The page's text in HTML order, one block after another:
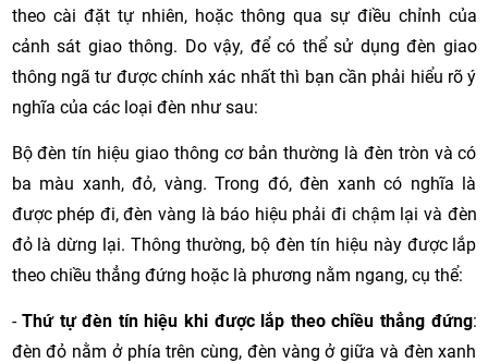
theo cài đặt tự nhiên, hoặc thông qua sự điều chỉnh của
cảnh sát giao thông. Do vậy, để có thể sử dụng đèn giao
thông ngã tư được chính xác nhất thì bạn cần phải hiểu rõ ý
nghĩa của các loại đèn như sau:
Bộ đèn tín hiệu giao thông cơ bản thường là đèn tròn và có
ba màu xanh, đỏ, vàng. Trong đó, đèn xanh có nghĩa là
được phép đi, đèn vàng là báo hiệu phải đi chậm lại và đèn
đỏ là dừng lại. Thông thường, bộ đèn tín hiệu này được lắp
theo chiều thẳng đứng hoặc là phương nằm ngang, cụ thể:
-Thứ tự đèn tín hiệu khi được lắp theo chiều thẳng đứng:
đèn đỏ nằm ở phía trên cùng, đèn vàng ở giữa và đèn xanh